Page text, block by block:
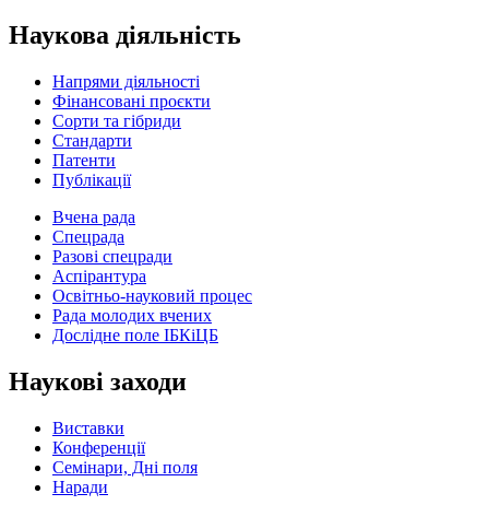
Наукова діяльність
Напрями діяльності
Фінансовані проєкти
Сорти та гібриди
Стандарти
Патенти
Публікації
Вчена рада
Спецрада
Разові спецради
Аспірантура
Освітньо-науковий процес
Рада молодих вчених
Дослідне поле ІБКіЦБ
Наукові заходи
Виставки
Конференції
Семінари, Дні поля
Наради